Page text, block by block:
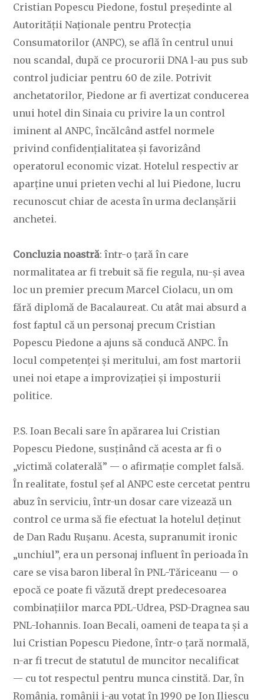
Cristian Popescu Piedone, fostul președinte al
Autorității Naționale pentru Protecția
Consumatorilor (ANPC), se află în centrul unui
nou scandal, după ce procurorii DNA l-au pus sub
control judiciar pentru 60 de zile. Potrivit
anchetatorilor, Piedone ar fi avertizat conducerea
unui hotel din Sinaia cu privire la un control
iminent al ANPC, încălcând astfel normele
privind confidențialitatea și favorizând
operatorul economic vizat. Hotelul respectiv ar
aparține unui prieten vechi al lui Piedone, lucru
recunoscut chiar de acesta în urma declanșării
anchetei.
Concluzia noastră: într-o țară în care
normalitatea ar fi trebuit să fie regula, nu-și avea
loc un premier precum Marcel Ciolacu, un om
fără diplomă de Bacalaureat. Cu atât mai absurd a
fost faptul că un personaj precum Cristian
Popescu Piedone a ajuns să conducă ANPC. În
locul competenței și meritului, am fost martorii
unei noi etape a improvizației și imposturii
politice.
P.S. Ioan Becali sare în apărarea lui Cristian
Popescu Piedone, susținând că acesta ar fi o
„victimă colaterală” — o afirmație complet falsă.
În realitate, fostul șef al ANPC este cercetat pentru
abuz în serviciu, într-un dosar care vizează un
control ce urma să fie efectuat la hotelul deținut
de Dan Radu Rușanu. Acesta, supranumit ironic
„unchiul”, era un personaj influent în perioada în
care se visa baron liberal în PNL-Tăriceanu — o
epocă ce poate fi văzută drept predecesoarea
combinațiilor marca PDL-Udrea, PSD-Dragnea sau
PNL-Iohannis. Ioan Becali, oameni de teapa ta și a
lui Cristian Popescu Piedone, într-o țară normală,
n-ar fi trecut de statutul de muncitor necalificat
— cu tot respectul pentru munca cinstită. Dar, în
România, românii i-au votat în 1990 pe Ion Iliescu